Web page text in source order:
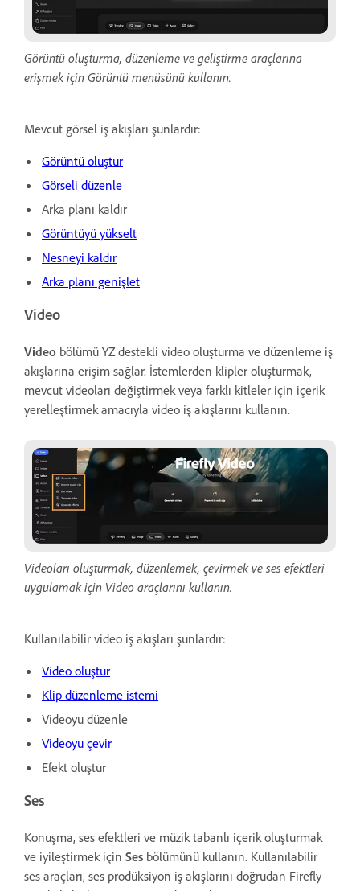
Görüntü oluşturma, düzenleme ve geliştirme araçlarına
erişmek için Görüntü menüsünü kullanın.
Mevcut görsel iş akışları şunlardır:
Görüntü oluştur
Görseli düzenle
Arka planı kaldır
Görüntüyü yükselt
Nesneyi kaldır
Arka planı genişlet
Video
Video bölümü YZ destekli video oluşturma ve düzenleme iş
akışlarına erişim sağlar. İstemlerden klipler oluşturmak,
mevcut videoları değiştirmek veya farklı kitleler için içerik
yerelleştirmek amacıyla video iş akışlarını kullanın.
Videoları oluşturmak, düzenlemek, çevirmek ve ses efektleri
uygulamak için Video araçlarını kullanın.
Kullanılabilir video iş akışları şunlardır:
Video oluştur
Klip düzenleme istemi
Videoyu düzenle
Videoyu çevir
Efekt oluştur
Ses
Konuşma, ses efektleri ve müzik tabanlı içerik oluşturmak
ve iyileştirmek için Ses bölümünü kullanın. Kullanılabilir
ses araçları, ses prodüksiyon iş akışlarını doğrudan Firefly